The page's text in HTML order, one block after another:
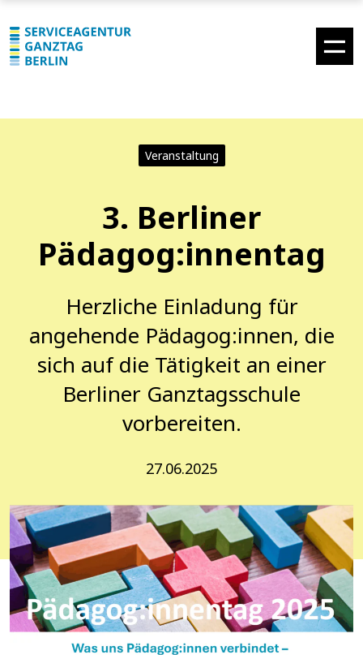
Veranstaltung
3. Berliner
Pädagog:innentag
Herzliche Einladung für
angehende Pädagog:innen, die
sich auf die Tätigkeit an einer
Berliner Ganztagsschule
vorbereiten.
27.06.2025